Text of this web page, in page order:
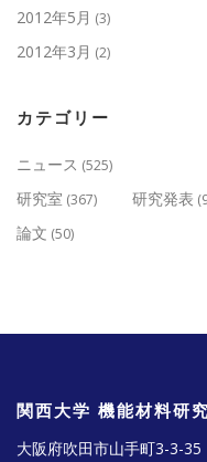
2012年5月 (3)
2012年3月 (2)
カテゴリー
ニュース (525)
研究室 (367) 研究発表
論文 (50)
関西大学 機能材料研
大阪府吹田市山手町3-3-35